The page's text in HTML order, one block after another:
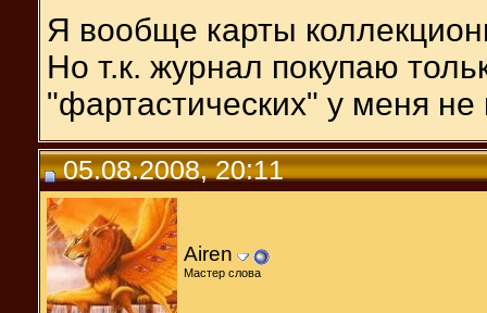
Я вообще карты
Но т.к. журнал покупаю
"фартастических" у меня не
05.08.2008, 20:11
Airen
Мастер слова